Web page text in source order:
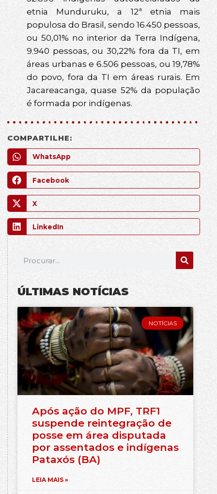
etnia Munduruku, a 12ª etnia mais
populosa do Brasil, sendo 16.450 pessoas,
ou 50,01% no interior da Terra Indígena,
9.940 pessoas, ou 30,22% fora da TI, em
áreas urbanas e 6.506 pessoas, ou 19,78%
do povo, fora da TI em áreas rurais. Em
Jacareacanga, quase 52% da população
é formada por indígenas.
COMPARTILHE:
WhatsApp
Facebook
X
LinkedIn
ÚLTIMAS NOTÍCIAS
NOTÍCIAS
Após ação do MPF, TRF1
suspende reintegração de
posse em área disputada
por assentados e indígenas
Pataxós (BA)
LEIA MAIS »